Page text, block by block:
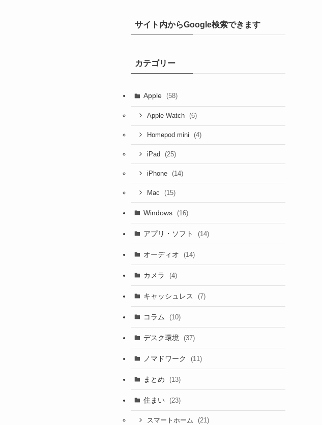
サイト内からGoogle検索できます
カテゴリー
Apple (58)
Apple Watch (6)
Homepod mini (4)
iPad (25)
iPhone (14)
Mac (15)
Windows (16)
アプリ・ソフト (14)
オーディオ (14)
カメラ (4)
キャッシュレス (7)
コラム (10)
デスク環境 (37)
ノマドワーク (11)
まとめ (13)
住まい (23)
スマートホーム (21)